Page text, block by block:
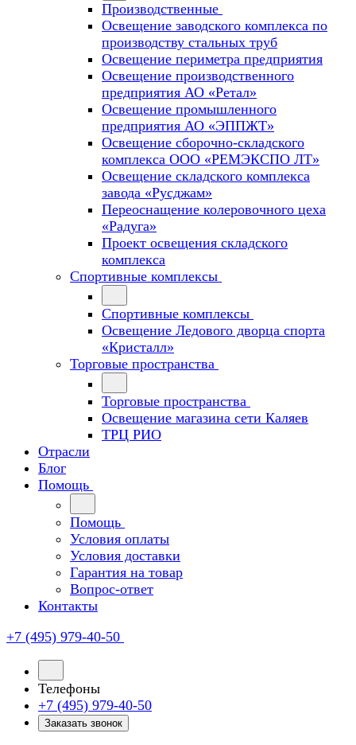
Производственные
Освещение заводского комплекса по
производству стальных труб
Освещение периметра предприятия
Освещение производственного
предприятия АО «Ретал»
Освещение промышленного
предприятия АО «ЭППЖТ»
Освещение сборочно-складского
комплекса ООО «РЕМЭКСПО ЛТ»
Освещение складского комплекса
завода «Русджам»
Переоснащение колеровочного цеха
«Радуга»
Проект освещения складского
комплекса
Спортивные комплексы
Спортивные комплексы
Освещение Ледового дворца спорта
«Кристалл»
Торговые пространства
Торговые пространства
Освещение магазина сети Каляев
ТРЦ РИО
Отрасли
Блог
Помощь
Помощь
Условия оплаты
Условия доставки
Гарантия на товар
Вопрос-ответ
Контакты
+7 (495) 979-40-50
Телефоны
+7 (495) 979-40-50
Заказать звонок